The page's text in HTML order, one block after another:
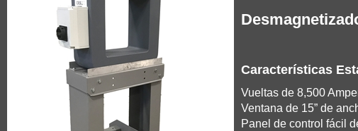
Características
Vueltas de 8,500
Ventana de 15” de
Panel de control fácil